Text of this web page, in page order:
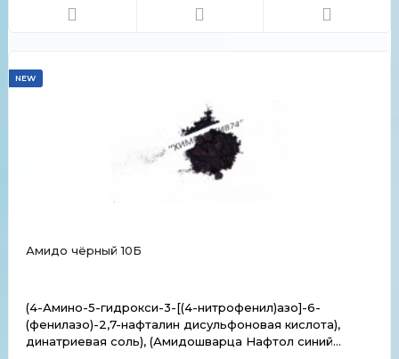
растворим в воде, водный раствор окрашен в красный
NEW
Амидо чёрный 10Б
(4-Амино-5-гидрокси-3-[(4-нитрофенил)азо]-6-
(фенилазо)-2,7-нафталин дисульфоновая кислота),
динатриевая соль), (Амидошварца Нафтол синий